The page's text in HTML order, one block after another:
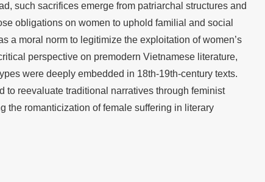
such sacrifices emerge from patriarchal structures and
obligations on women to uphold familial and social
a moral norm to legitimize the exploitation of women’s
perspective on premodern Vietnamese literature,
were deeply embedded in 18th-19th-century texts.
to reevaluate traditional narratives through feminist
the romanticization of female suffering in literary